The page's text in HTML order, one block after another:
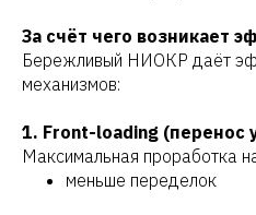
За счёт чего возникает
Бережливый НИОКР даёт
механизмов:
1. Front-loading (перенос
Максимальная проработка
меньше переделок